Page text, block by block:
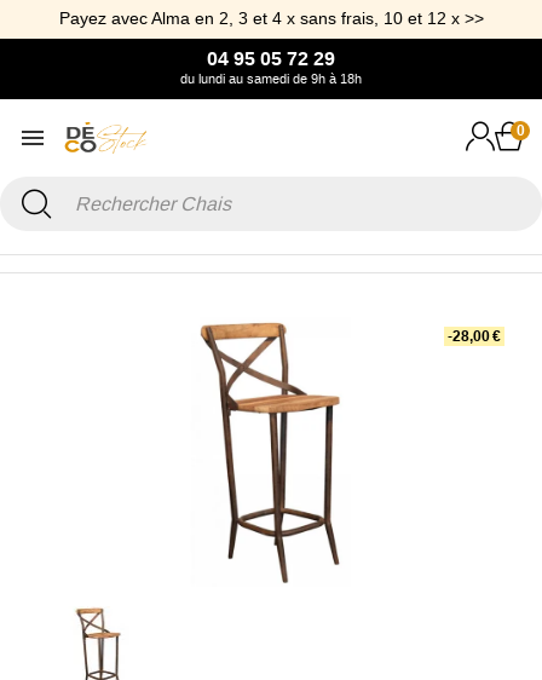
Payez avec Alma en 2, 3 et 4 x sans frais, 10 et 12 x >>
04 95 05 72 29
du lundi au samedi de 9h à 18h
0
-28,00 €